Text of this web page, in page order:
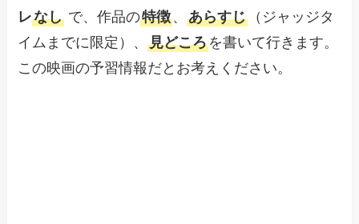
レなし で、作品の特徴、あらすじ （ジャッジタ
イムまでに限定）、見どころを書いて行きます。
この映画の予習情報だとお考えください。